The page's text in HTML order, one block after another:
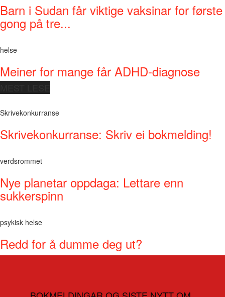
Barn i Sudan får viktige vaksinar for første
gong på tre...
helse
Meiner for mange får ADHD-diagnose
Skrivekonkurranse
Skrivekonkurranse: Skriv ei bokmelding!
verdsrommet
Nye planetar oppdaga: Lettare enn
sukkerspinn
psykisk helse
Redd for å dumme deg ut?